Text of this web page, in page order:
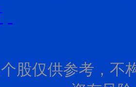
股仅供参考，不